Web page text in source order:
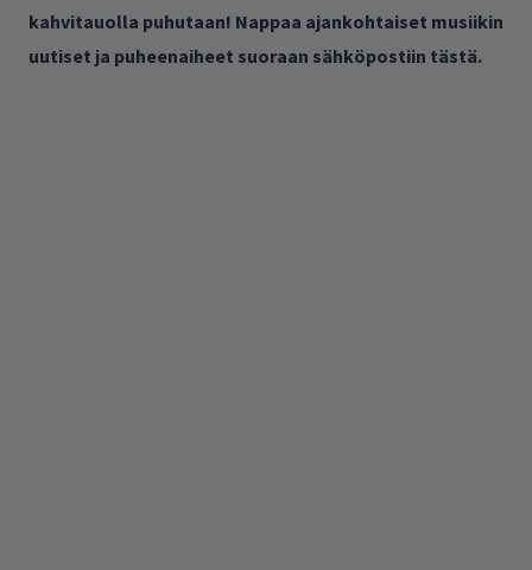
kahvitauolla puhutaan! Nappaa ajankohtaiset musiikin
uutiset ja puheenaiheet suoraan sähköpostiin tästä.